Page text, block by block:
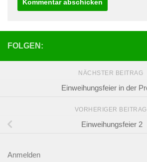
FOLGEN:
NÄCHSTER BEITRAG
Einweihungsfeier in der
VORHERIGER BEITRAG
Einweihungsfeier 2
Anmelden